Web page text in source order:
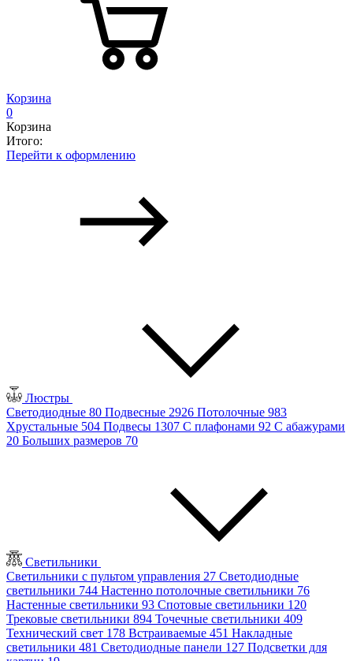
Корзина
0
Корзина
Итого:
Перейти к оформлению
Люстры
Светодиодные 80 Подвесные 2926 Потолочные 983
Хрустальные 504 Подвесы 1307 С плафонами 92 С абажурами
20 Больших размеров 70
Светильники
Светильники с пультом управления 27 Светодиодные
светильники 744 Настенно потолочные светильники 76
Настенные светильники 93 Спотовые светильники 120
Трековые светильники 894 Точечные светильники 409
Технический свет 178 Встраиваемые 451 Накладные
светильники 481 Светодиодные панели 127 Подсветки для